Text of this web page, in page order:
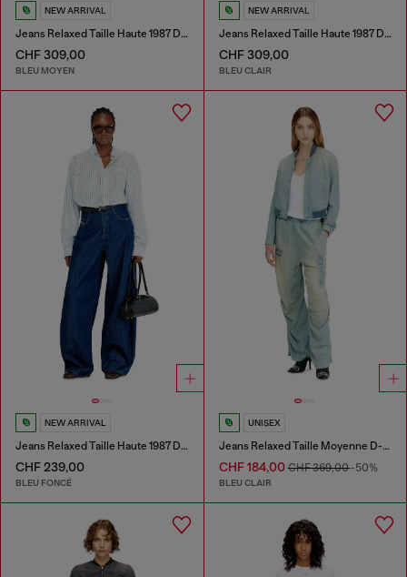
NEW ARRIVAL
Jeans Relaxed Taille Haute 1987 D-Khelz
CHF 309,00
BLEU MOYEN
NEW ARRIVAL
Jeans Relaxed Taille Haute 1987 D-Khelz
CHF 309,00
BLEU CLAIR
NEW ARRIVAL
Jeans Relaxed Taille Haute 1987 D-Khelz
CHF 239,00
BLEU FONCÉ
UNISEX
Jeans Relaxed Taille Moyenne D-Pari
CHF 184,00CHF 369,00-50%
BLEU CLAIR